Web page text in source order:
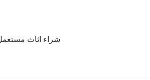
شراء اثاث